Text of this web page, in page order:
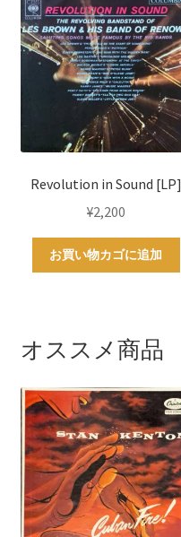
Revolution in Sound [LP]
¥2,200
お買い物カゴに追加
オススメ商品